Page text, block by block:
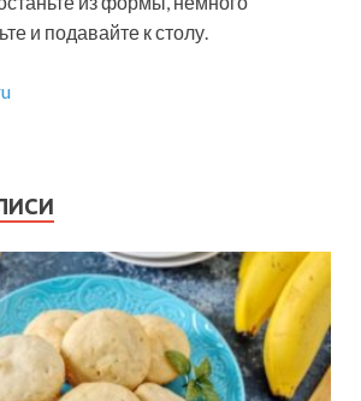
и подавайте к столу.